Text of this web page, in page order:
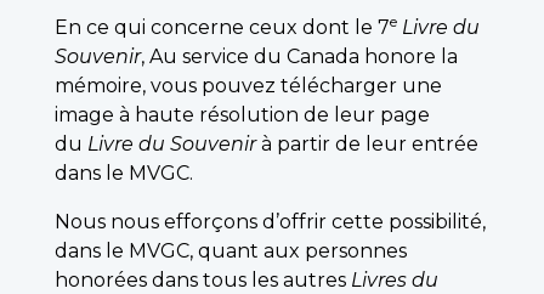
En ce qui concerne ceux dont le 7e Livre du
Souvenir, Au service du Canada honore la
mémoire, vous pouvez télécharger une
image à haute résolution de leur page
du Livre du Souvenirà partir de leur entrée
dans le MVGC.
Nous nous efforçons d’offrir cette possibilité,
dans le MVGC, quant aux personnes
honorées dans tous les autres Livres du